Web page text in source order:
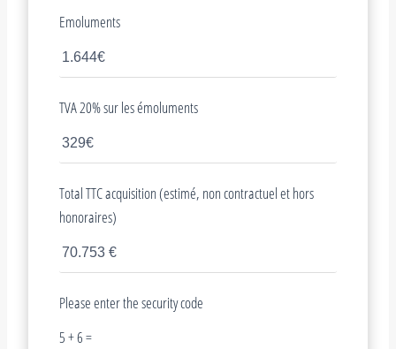
Emoluments
TVA 20% sur les émoluments
Total TTC acquisition (estimé, non contractuel et hors
honoraires)
Please enter the security code
5 + 6 =